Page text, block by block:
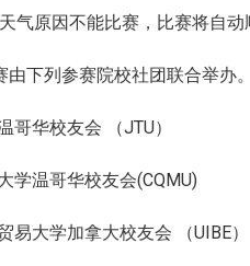
气原因不能比赛，比赛将自
由下列参赛院校社团联合举办
哥华校友会 （JTU）
学温哥华校友会(CQMU)
易大学加拿大校友会 （UIBE）